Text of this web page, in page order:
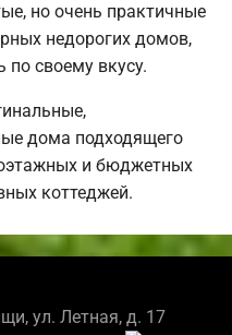
но очень практичные
недорогих домов,
своему вкусу.
дома подходящего
и бюджетных
коттеджей.
ул. Летная, д. 17